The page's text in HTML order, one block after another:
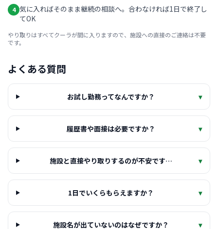
4 気に入ればそのまま継続の相談へ。合わなければ1日で終了し
てOK
やり取りはすべてクーラが間に入りますので、施設への直接のご連絡は不要
です。
よくある質問
お試し勤務ってなんですか？ ▾
履歴書や面接は必要ですか？ ▾
施設と直接やり取りするのが不安です… ▾
1日でいくらもらえますか？ ▾
施設名が出ていないのはなぜですか？ ▾